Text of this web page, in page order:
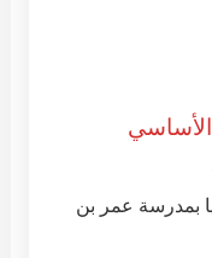
الأساسي
بمدرسة عمر بن